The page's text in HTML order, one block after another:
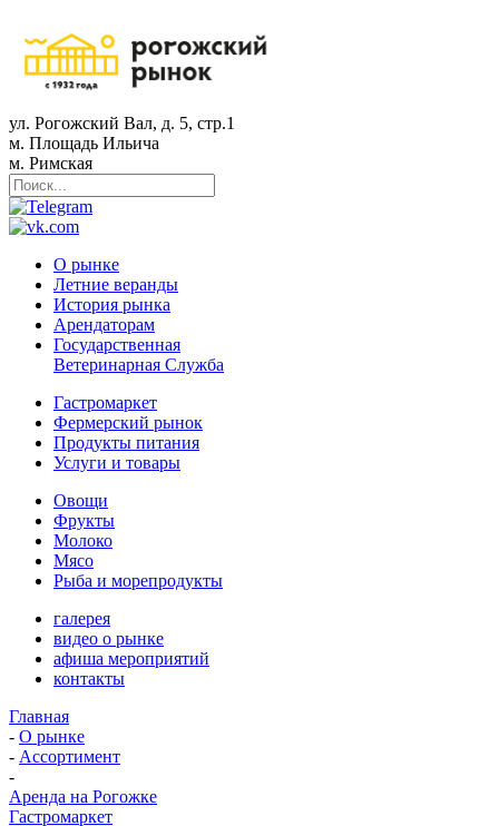
ул. Рогожский Вал, д. 5, стр.1
м. Площадь Ильича
м. Римская
О рынке
Летние веранды
История рынка
Арендаторам
Государственная
Ветеринарная Служба
Гастромаркет
Фермерский рынок
Продукты питания
Услуги и товары
Овощи
Фрукты
Молоко
Мясо
Рыба и морепродукты
галерея
видео о рынке
афиша мероприятий
контакты
Главная
- О рынке
- Ассортимент
-
Аренда на Рогожке
Гастромаркет